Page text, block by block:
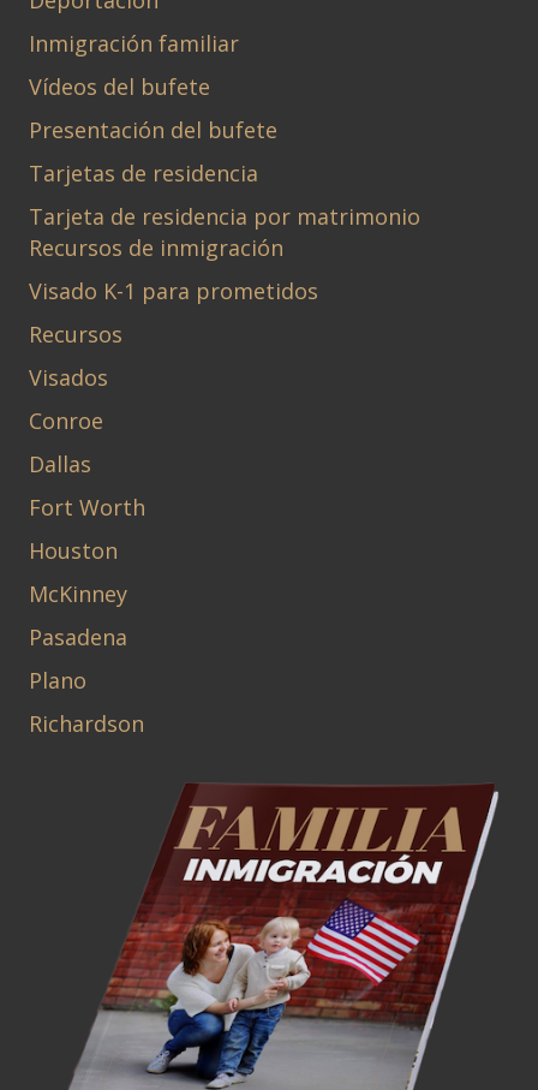
Inmigración familiar
Vídeos del bufete
Presentación del bufete
Tarjetas de residencia
Tarjeta de residencia por matrimonio
Recursos de inmigración
Visado K-1 para prometidos
Recursos
Visados
Conroe
Dallas
Fort Worth
Houston
McKinney
Pasadena
Plano
Richardson